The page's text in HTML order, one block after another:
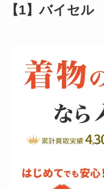
【1】バイセル